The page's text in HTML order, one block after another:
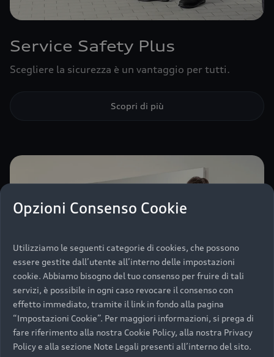
Opzioni Consenso Cookie
Utilizziamo le seguenti categorie di cookies, che possono
essere gestite dall’utente all’interno delle impostazioni
cookie. Abbiamo bisogno del tuo consenso per fruire di tali
servizi, è possibile in ogni caso revocare il consenso con
effetto immediato, tramite il link in fondo alla pagina
“Impostazioni Cookie”. Per maggiori informazioni, si prega di
fare riferimento alla nostra Cookie Policy, alla nostra Privacy
Policy e alla sezione Note Legali presenti all’interno del sito.
Service Safety Plus
Scegliere la sicurezza è un vantaggio per tutti.
Scopri di più